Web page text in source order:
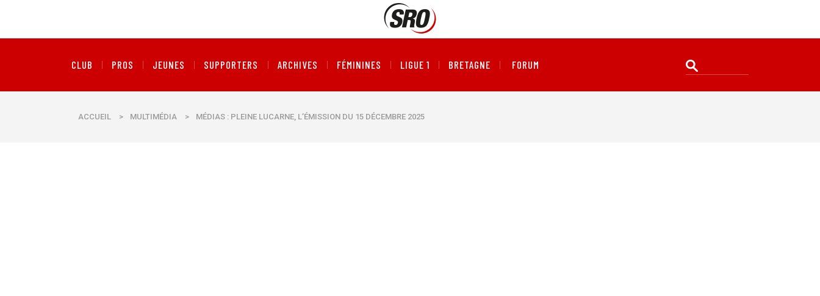
CLUB PROS JEUNES SUPPORTERS ARCHIVES FÉMININES LIGUE 1 BRETAGNE FORUM
ACCUEIL > MULTIMÉDIA > MÉDIAS : PLEINE LUCARNE, L’ÉMISSION DU 15 DÉCEMBRE 2025